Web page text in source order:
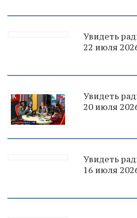
Увидеть
22 июля
Увидеть
20 июля
Увидеть
16 июля